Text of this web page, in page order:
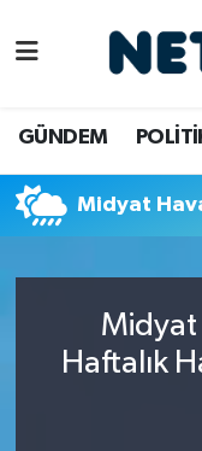
GÜNDEM
Midyat
Midyat
Haftalık
DÜNYA
EĞİTİM
EKONOMİ
Namaz
Trafik Durumu
Süper Lig